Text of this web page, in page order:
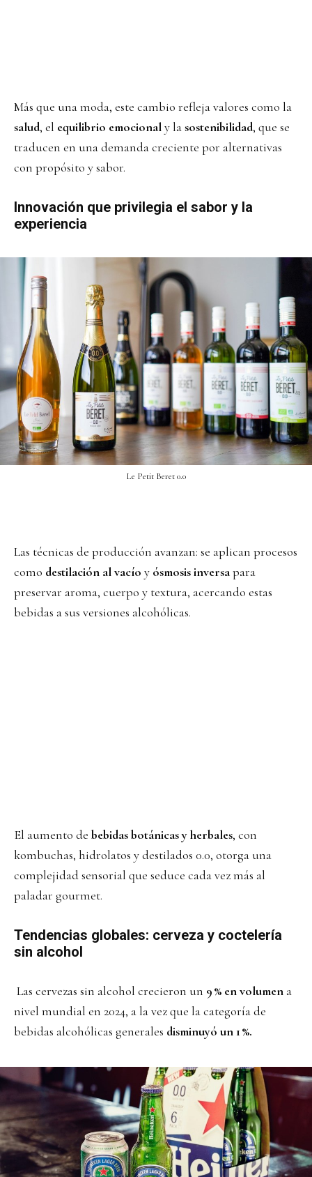
Más que una moda, este cambio refleja valores como la
salud, el equilibrio emocionaly lasostenibilidad, que se
traducen en una demanda creciente por alternativas
con propósito y sabor.
Innovación que privilegia el sabor y la
experiencia
Le Petit Beret 0.0
Las técnicas de producción avanzan: se aplican procesos
como destilación al vacío y ósmosis inversapara
preservar aroma, cuerpo y textura, acercando estas
bebidas a sus versiones alcohólicas.
El aumento de bebidas botánicas y herbales, con
kombuchas, hidrolatos y destilados 0.0, otorga una
complejidad sensorial que seduce cada vez más al
paladar gourmet.
Tendencias globales: cerveza y coctelería
sin alcohol
Las cervezas sin alcohol crecieron un 9 % en volumen a
nivel mundial en 2024, a la vez que la categoría de
bebidas alcohólicas generales disminuyó un 1 %.